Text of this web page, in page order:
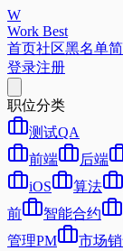
W
Work Best
首页社区黑名单
登录注册
职位分类
测试QA
前端
后端
iOS
算法
前
智能合约
管理PM
市场